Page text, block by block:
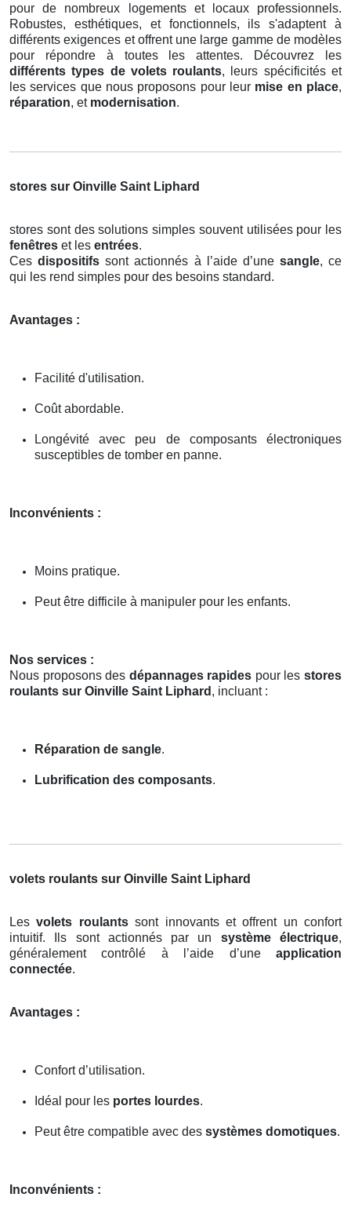
pour de nombreux logements et locaux professionnels.
Robustes, esthétiques, et fonctionnels, ils s'adaptent à
différents exigences et offrent une large gamme de modèles
pour répondre à toutes les attentes. Découvrez les
différents types de volets roulants, leurs spécificités et
les services que nous proposons pour leur mise en place,
réparation, et modernisation.
stores sur Oinville Saint Liphard
stores sont des solutions simples souvent utilisées pour les
fenêtres et les entrées.
Cesdispositifs sont actionnés à l’aide d’une sangle, ce
qui les rend simples pour des besoins standard.
Avantages :
Facilité d'utilisation.
Coût abordable.
Longévité avec peu de composants électroniques
susceptibles de tomber en panne.
Inconvénients :
Moins pratique.
Peut être difficile à manipuler pour les enfants.
Nos services :
Nous proposons des dépannages rapides pour lesstores
roulants sur Oinville Saint Liphard , incluant :
Réparation de sangle.
Lubrification des composants.
volets roulants sur Oinville Saint Liphard
Lesvolets roulantssont innovants et offrent un confort
intuitif. Ils sont actionnés par un système électrique,
généralement contrôlé à l’aide d’une application
connectée.
Avantages :
Confort d’utilisation.
Idéal pour les portes lourdes.
Peut être compatible avec des systèmes domotiques.
Inconvénients :